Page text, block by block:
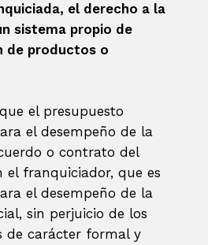
el derecho a la
sistema propio de
de productos o
el presupuesto
el desempeño de la
o contrato del
el franquiciador, que es
el desempeño de la
sin perjuicio de los
de carácter formal y